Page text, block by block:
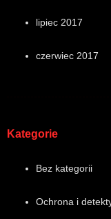
lipiec 2017
czerwiec 2017
Kategorie
Bez kategorii
Ochrona i